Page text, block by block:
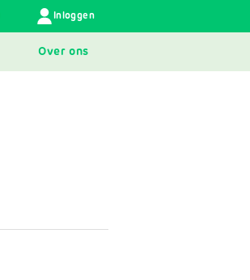
GEBRUIKERSMENU
Inloggen
Over ons